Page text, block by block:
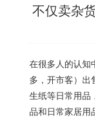
不仅卖杂
在很多人的认知
多，开市客）出
生纸等日常用品
品和日常家居用